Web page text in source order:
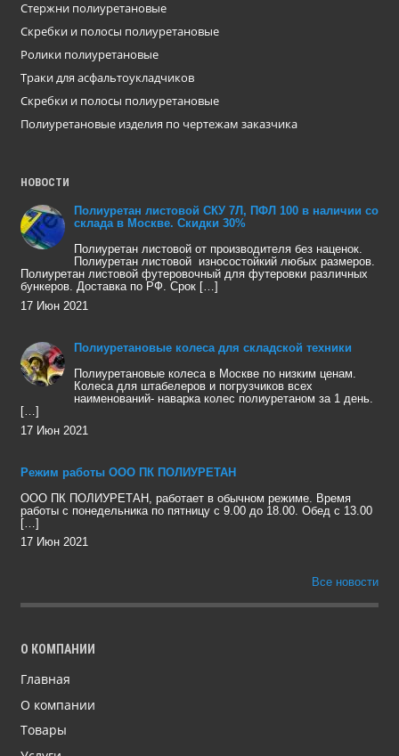
Стержни полиуретановые
Скребки и полосы полиуретановые
Ролики полиуретановые
Траки для асфальтоукладчиков
Скребки и полосы полиуретановые
Полиуретановые изделия по чертежам заказчика
НОВОСТИ
Полиуретан листовой СКУ 7Л, ПФЛ 100 в наличии со
склада в Москве. Скидки 30%
Полиуретан листовой от производителя без наценок.
Полиуретан листовой износостойкий любых размеров.
Полиуретан листовой футеровочный для футеровки различных
бункеров. Доставка по РФ. Срок […]
17 Июн 2021
Полиуретановые колеса для складской техники
Полиуретановые колеса в Москве по низким ценам.
Колеса для штабелеров и погрузчиков всех
наименований- наварка колес полиуретаном за 1 день.
[…]
17 Июн 2021
Режим работы ООО ПК ПОЛИУРЕТАН
ООО ПК ПОЛИУРЕТАН, работает в обычном режиме. Время
работы с понедельника по пятницу с 9.00 до 18.00. Обед с 13.00
[…]
17 Июн 2021
Все новости
О КОМПАНИИ
Главная
О компании
Товары